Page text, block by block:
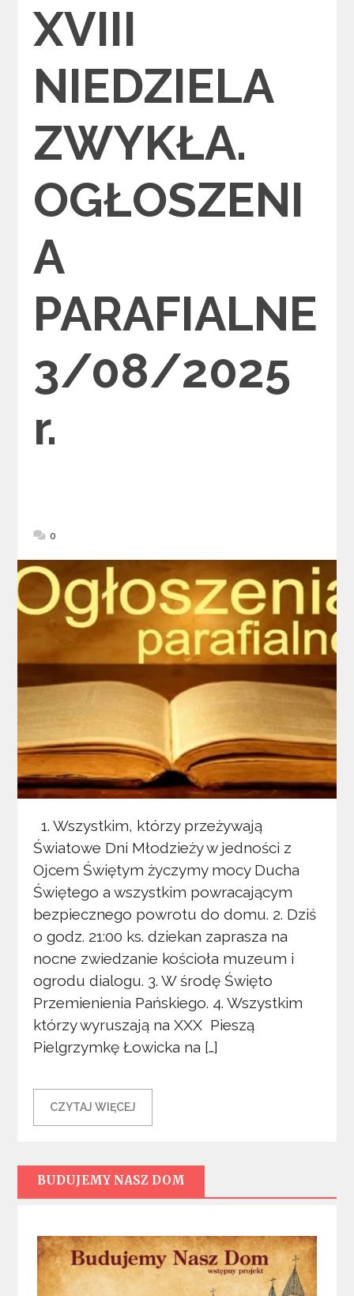
XVIII
NIEDZIELA
ZWYKŁA.
OGŁOSZENI
A
PARAFIALNE
3/08/2025
r.
0
1. Wszystkim, którzy przeżywają
Światowe Dni Młodzieży w jedności z
Ojcem Świętym życzymy mocy Ducha
Świętego a wszystkim powracającym
bezpiecznego powrotu do domu. 2. Dziś
o godz. 21:00 ks. dziekan zaprasza na
nocne zwiedzanie kościoła muzeum i
ogrodu dialogu. 3. W środę Święto
Przemienienia Pańskiego. 4. Wszystkim
którzy wyruszają na XXX Pieszą
Pielgrzymkę Łowicka na […]
CZYTAJ WIĘCEJ
BUDUJEMY NASZ DOM